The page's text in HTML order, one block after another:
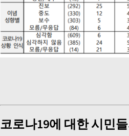
코로나19에 대한 시민